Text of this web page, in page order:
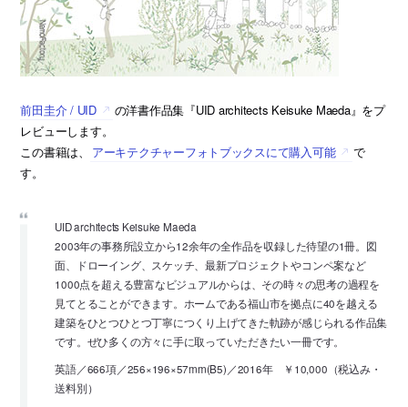
前田圭介 / UID
の洋書作品集『UID architects Keisuke Maeda』をプ
レビューします。
この書籍は、
アーキテクチャーフォトブックスにて購入可能
で
す。
UID architects Keisuke Maeda
2003年の事務所設立から12余年の全作品を収録した待望の1冊。図
面、ドローイング、スケッチ、最新プロジェクトやコンペ案など
1000点を超える豊富なビジュアルからは、その時々の思考の過程を
見てとることができます。ホームである福山市を拠点に40を越える
建築をひとつひとつ丁寧につくり上げてきた軌跡が感じられる作品集
です。ぜひ多くの方々に手に取っていただきたい一冊です。
英語／666項／256×196×57mm(B5)／2016年 ￥10,000（税込み・
送料別）